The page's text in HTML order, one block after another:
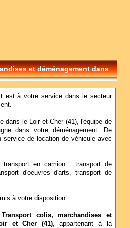
et déménagement dans
est à votre service dans le secteur
dans le Loir et Cher (41), l'équipe de
dans votre déménagement. De
de location de véhicule avec
en camion : transport de
d'oeuvres d'arts, transport de
à votre disposition.
Transport colis, marchandises et
et Cher (41), appartenant à la